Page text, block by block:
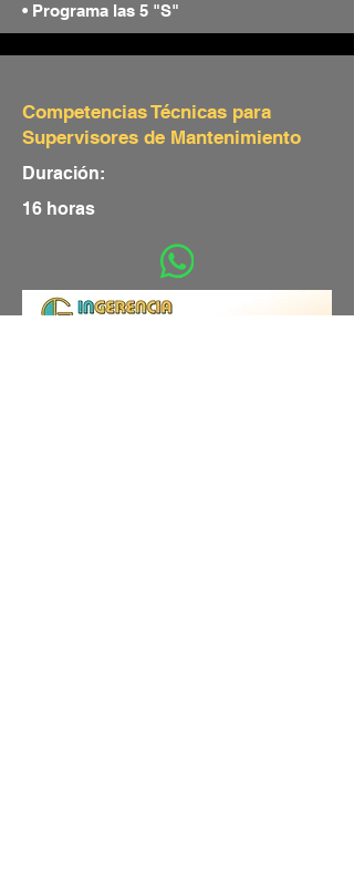
• Programa las 5 "S"
Competencias Técnicas para
Supervisores de Mantenimiento
Duración:
16 horas